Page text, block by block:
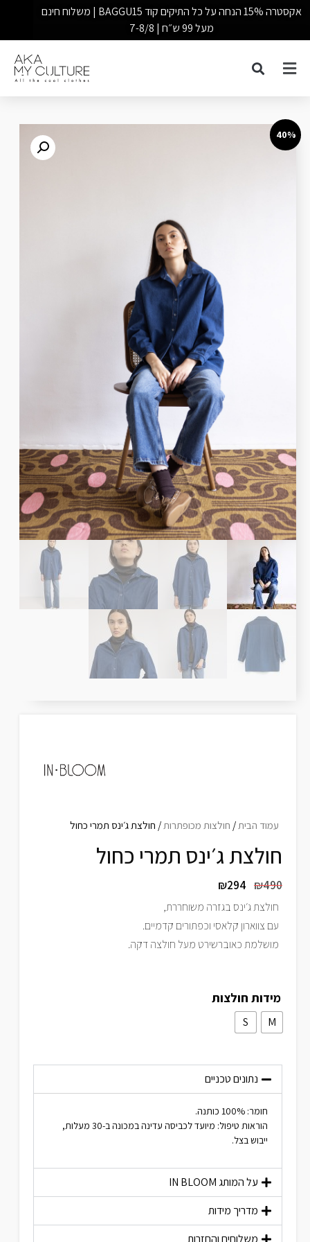
אקסטרה 15% הנחה על כל התיקים קוד BAGGU15 | משלוח חינם
מעל 99 ש״ח | 7-8/8
40%
עמוד הבית/ חולצות מכופתרות/ חולצת ג׳ינס תמרי כחול
חולצת ג׳ינס תמרי כחול
₪490
₪294
חולצת ג׳ינס בגזרה משוחררת,
עם צווארון קלאסי וכפתורים קדמיים.
מושלמת כאוברשירט מעל חולצה דקה.
מידות חולצות
M
S
נתונים טכניים
חומר: 100% כותנה.
הוראות טיפול: מיועד לכביסה עדינה במכונה ב-30 מעלות,
ייבוש בצל.
על המותג IN BLOOM
מדריך מידות